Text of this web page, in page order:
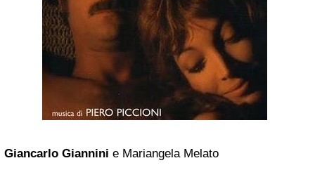
Giancarlo Giannini e Mariangela Melato